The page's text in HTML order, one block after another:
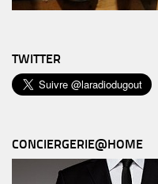
TWITTER
CONCIERGERIE@HOME